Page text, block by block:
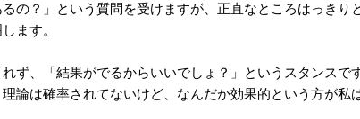
の？」という質問を受けますが、正直なところはっきり
ます。
ず、「結果がでるからいいでしょ？」というスタンスです
論は確率されてないけど、なんだか効果的という方が私